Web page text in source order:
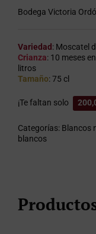
Bodega Victoria
Variedad : Moscatel
Crianza: 10 meses
litros
Tamaño: 75 cl
¡Te faltan solo
Categorías: Blancos
blancos